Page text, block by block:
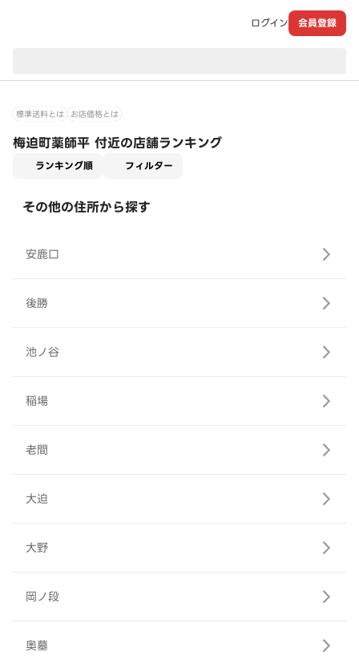
ログイン 会員登録
標準送料とは お店価格とは
梅迫町薬師平 付近の店舗ランキング
ランキング順 フィルター
その他の住所から探す
安鹿口
後勝
池ノ谷
稲場
老間
大迫
大野
岡ノ段
奥墓